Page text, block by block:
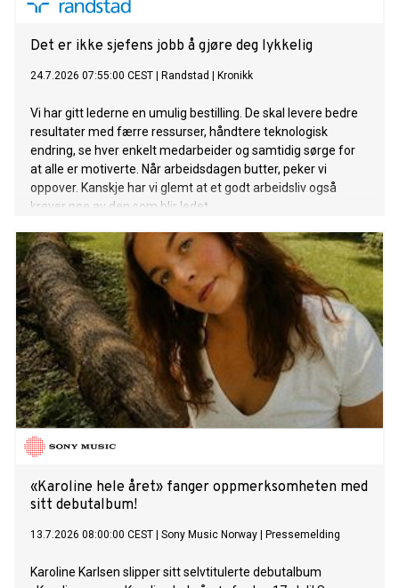
Det er ikke sjefens jobb å gjøre deg lykkelig
24.7.2026 07:55:00 CEST Randstad Kronikk
Vi har gitt lederne en umulig bestilling. De skal levere bedre
resultater med færre ressurser, håndtere teknologisk
endring, se hver enkelt medarbeider og samtidig sørge for
at alle er motiverte. Når arbeidsdagen butter, peker vi
oppover. Kanskje har vi glemt at et godt arbeidsliv også
krever noe av den som blir ledet.
«Karoline hele året» fanger oppmerksomheten med
sitt debutalbum!
13.7.2026 08:00:00 CEST Sony Music Norway Pressemelding
Karoline Karlsen slipper sitt selvtitulerte debutalbum